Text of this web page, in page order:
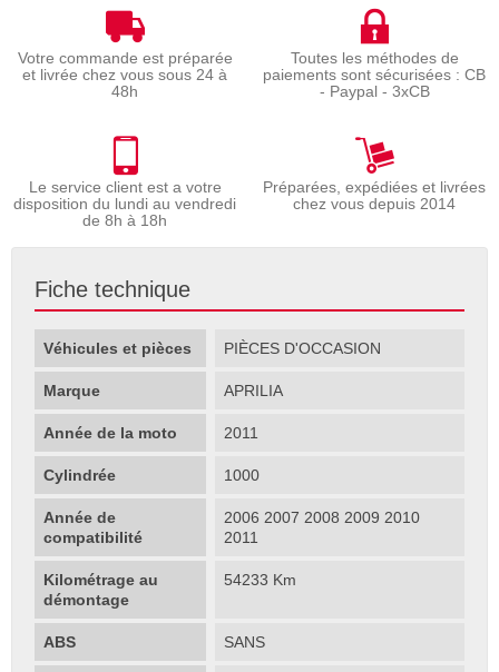
Votre commande est préparée
et livrée chez vous sous 24 à
48h
Toutes les méthodes de
paiements sont sécurisées : CB
- Paypal - 3xCB
Le service client est a votre
disposition du lundi au vendredi
de 8h à 18h
Préparées, expédiées et livrées
chez vous depuis 2014
Fiche technique
Véhicules et pièces PIÈCES D'OCCASION
Marque APRILIA
Année de la moto 2011
Cylindrée 1000
Année de
compatibilité
2006 2007 2008 2009 2010
2011
Kilométrage au
démontage
54233 Km
ABS SANS